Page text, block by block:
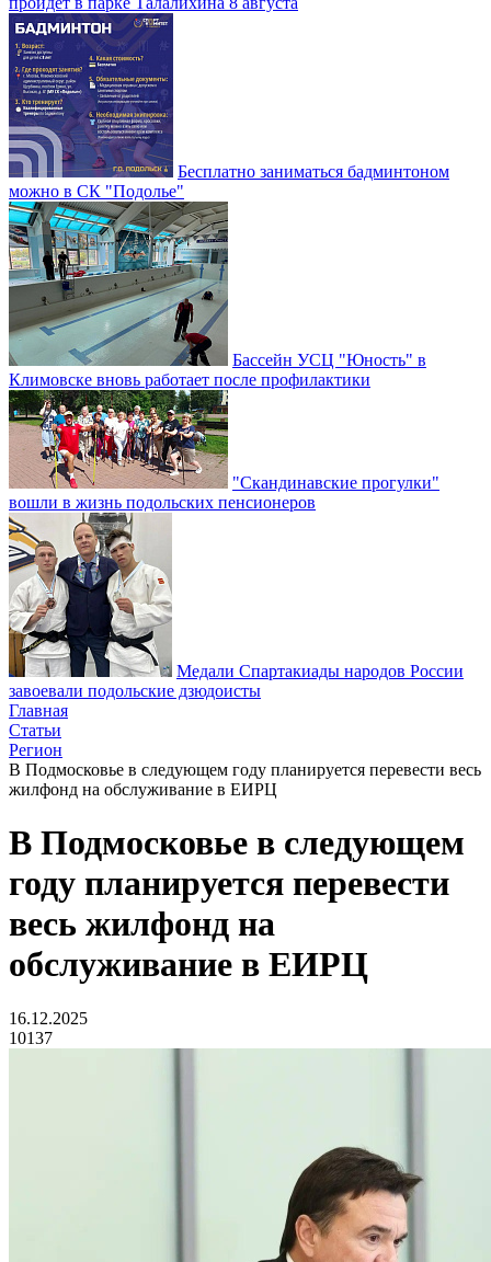
Бесплатно заниматься бадминтоном
можно в СК "Подолье"
Бассейн УСЦ "Юность" в
Климовске вновь работает после профилактики
"Скандинавские прогулки"
вошли в жизнь подольских пенсионеров
Медали Спартакиады народов России
завоевали подольские дзюдоисты
Главная
Статьи
Регион
В Подмосковье в следующем году планируется перевести весь
жилфонд на обслуживание в ЕИРЦ
В Подмосковье в следующем
году планируется перевести
весь жилфонд на
обслуживание в ЕИРЦ
16.12.2025
10137